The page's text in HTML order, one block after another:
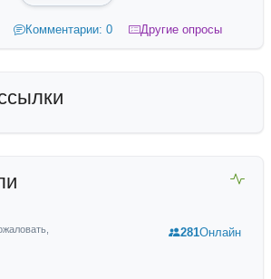
Комментарии: 0 Другие опросы
281Онлайн